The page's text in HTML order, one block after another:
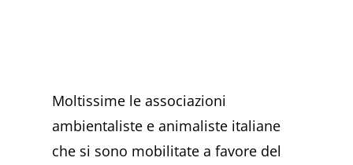
Moltissime le associazioni
ambientaliste e animaliste italiane
che si sono mobilitate a favore del